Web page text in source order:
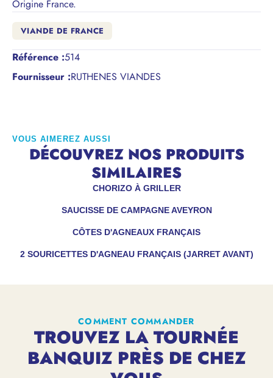
Origine France.
VIANDE DE FRANCE
Référence :514
Fournisseur :RUTHENES VIANDES
VOUS AIMEREZ AUSSI
DÉCOUVREZ NOS PRODUITS
SIMILAIRES
CHORIZO À GRILLER
SAUCISSE DE CAMPAGNE AVEYRON
CÔTES D'AGNEAUX FRANÇAIS
2 SOURICETTES D'AGNEAU FRANÇAIS (JARRET AVANT)
COMMENT COMMANDER
TROUVEZ LA TOURNÉE
BANQUIZ PRÈS DE CHEZ